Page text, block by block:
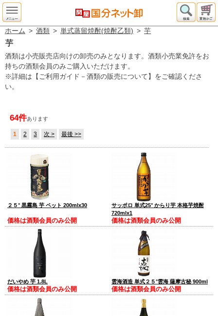
ホーム > 酒類 > 単式蒸留焼酎(焼酎乙類) > 芋
芋
酒類は小売販売店向けの卸売のみとなります。酒類小売業免許をお
持ちの酒類会員のみご購入いただけます。
※詳細は【ご利用ガイド－酒類の販売について】をご確認くださ
い。
64件あります
1 2 3 次 > 最後 >>
２５° 黒霧島 芋 ペット 200mlx30
価格は酒類会員のみ公開
サッポロ 単式25° からり芋 本格芋焼酎
720mlx1
価格は酒類会員のみ公開
だいやめ 芋 1.8L
価格は酒類会員のみ公開
雲海酒造 単式２５°雲海 薩摩古秘 900ml
価格は酒類会員のみ公開